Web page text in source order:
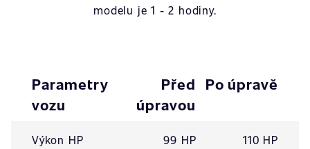
modelu je 1 - 2 hodiny.
Parametry
vozu
Před
úpravou
Po úpravě
Výkon HP 99 HP 110 HP